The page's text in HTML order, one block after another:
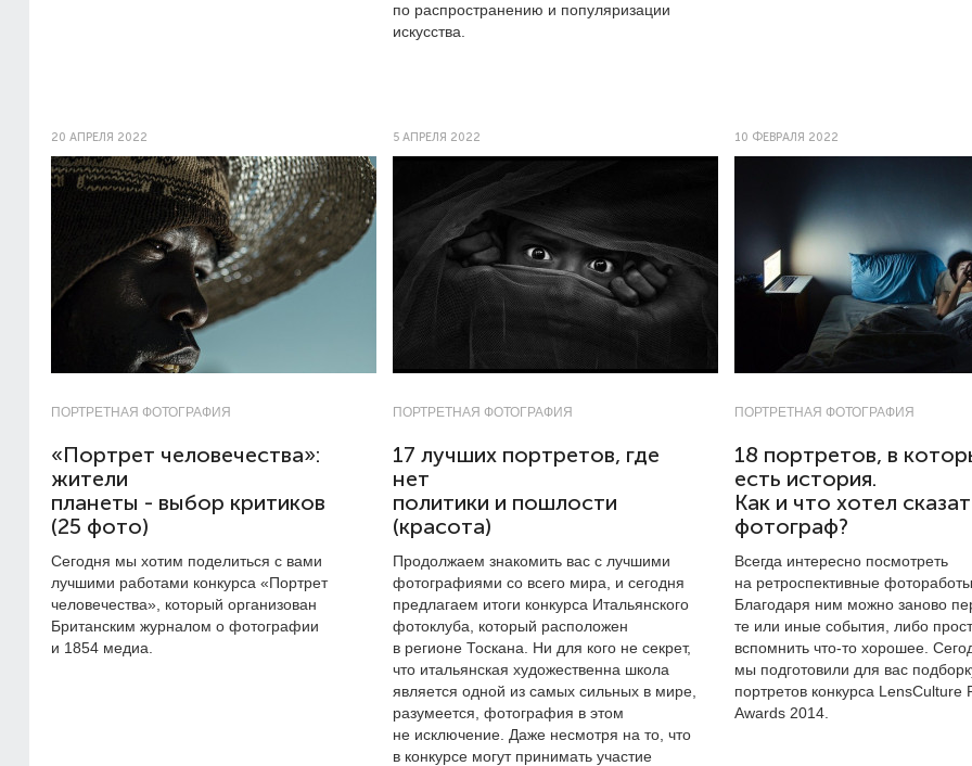
по распространению и популяризации
искусства.
20 АПРЕЛЯ 2022
ПОРТРЕТНАЯ ФОТОГРАФИЯ
«Портрет человечества»:
жители
планеты - выбор критиков
(25 фото)
Сегодня мы хотим поделиться с вами
лучшими работами конкурса «Портрет
человечества», который организован
Британским журналом о фотографии
и 1854 медиа.
5 АПРЕЛЯ 2022
ПОРТРЕТНАЯ ФОТОГРАФИЯ
17 лучших портретов, где
нет
политики и пошлости
(красота)
Продолжаем знакомить вас с лучшими
фотографиями со всего мира, и сегодня
предлагаем итоги конкурса Итальянского
фотоклуба, который расположен
в регионе Тоскана. Ни для кого не секрет,
что итальянская художественна школа
является одной из самых сильных в мире,
разумеется, фотография в этом
не исключение. Даже несмотря на то, что
в конкурсе могут принимать участие
10 ФЕВРАЛЯ 2022
ПОРТРЕТНАЯ ФОТОГРАФИЯ
18 портретов, в
есть история.
Как и что хотел
фотограф?
Всегда интересно посмотреть
на ретроспективные
Благодаря ним можно заново
те или иные события, либо
вспомнить что-то хорошее.
мы подготовили для вас
портретов конкурса LensCulture
Awards 2014.